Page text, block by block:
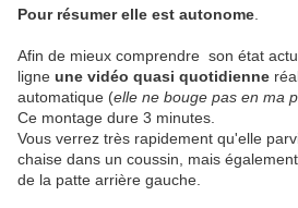
Pour résumer elle est autonome
Afin de mieux comprendre son état
ligne une vidéo quasi quotidienne
automatique (elle ne bouge pas en ma
Ce montage dure 3 minutes.
Vous verrez très rapidement qu'elle
chaise dans un coussin, mais
de la patte arrière gauche.